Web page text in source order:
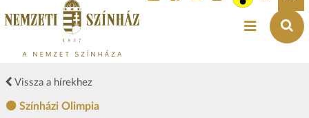
Vissza a hírekhez
Színházi Olimpia